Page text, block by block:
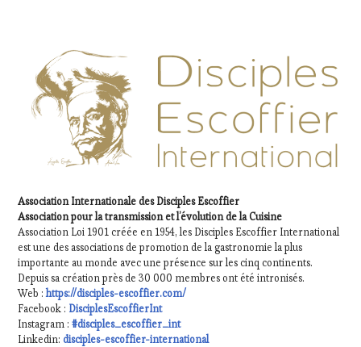
Association Internationale des Disciples Escoffier
Association pour la transmission et l’évolution de la Cuisine
Association Loi 1901 créée en 1954, les Disciples Escoffier International
est une des associations de promotion de la gastronomie la plus
importante au monde avec une présence sur les cinq continents.
Depuis sa création près de 30 000 membres ont été intronisés.
Web :https://disciples-escoffier.com/
Facebook : DisciplesEscoffierInt
Instagram :#disciples_escoffier_int
Linkedin: disciples-escoffier-international